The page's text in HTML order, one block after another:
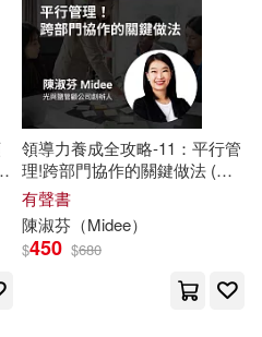
領導力養成全攻略-11：平行管
理!跨部門協作的關鍵做法 (有
聲書)
有聲書
陳淑芬 （Midee）
$450 $680